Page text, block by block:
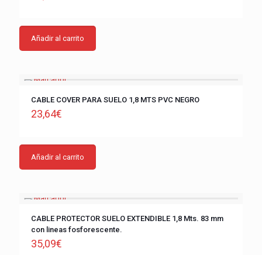
Añadir al carrito
CABLE COVER PARA SUELO 1,8 MTS PVC NEGRO
23,64€
Añadir al carrito
CABLE PROTECTOR SUELO EXTENDIBLE 1,8 Mts. 83 mm
con lineas fosforescente.
35,09€